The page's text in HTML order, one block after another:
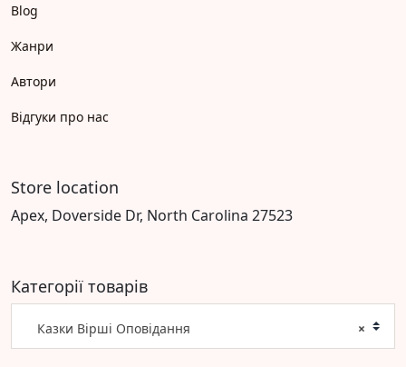
Blog
Жанри
Автори
Відгуки про нас
Store location
Apex, Doverside Dr, North Carolina 27523
Категорії товарів
×
Казки Вірші Оповідання